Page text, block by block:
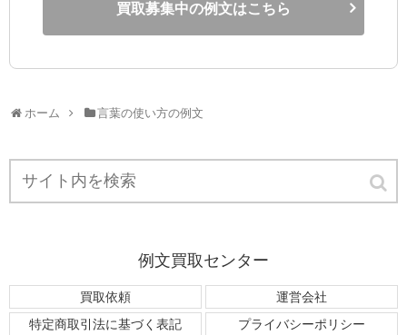
買取募集中の例文はこちら
ホーム 言葉の使い方の例文
例文買取センター
買取依頼
運営会社
特定商取引法に基づく表記
プライバシーポリシー